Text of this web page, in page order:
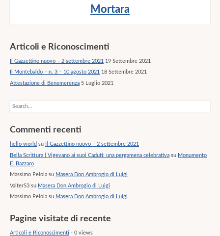
Mortara
Articoli e Riconoscimenti
Il Gazzettino nuovo – 2 settembre 2021 19 Settembre 2021
Il Montebaldo – n. 3 – 10 agosto 2021 18 Settembre 2021
Attestazione di Benemerenza 5 Luglio 2021
Search
Commenti recenti
hello world su Il Gazzettino nuovo – 2 settembre 2021
Bella Scrittura | Vigevano ai suoi Caduti: una pergamena celebrativa su Monumento
E. Bazzaro
Massimo Peloia su Masera Don Ambrogio di Luigi
Valter53 su Masera Don Ambrogio di Luigi
Massimo Peloia su Masera Don Ambrogio di Luigi
Pagine visitate di recente
Articoli e Riconoscimenti - 0 views